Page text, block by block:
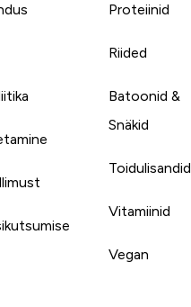
Proteiinid
Riided
Batoonid &
Snäkid
Toidulisandid
Vitamiinid
Vegan